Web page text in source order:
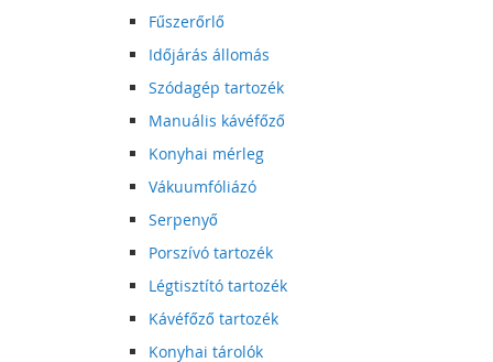
Fűszerőrlő
Időjárás állomás
Szódagép tartozék
Manuális kávéfőző
Konyhai mérleg
Vákuumfóliázó
Serpenyő
Porszívó tartozék
Légtisztító tartozék
Kávéfőző tartozék
Konyhai tárolók